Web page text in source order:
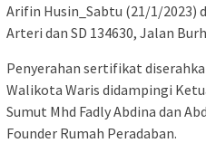
Arifin Husin_Sabtu (21/1/2023)
Arteri dan SD 134630, Jalan
Penyerahan sertifikat
Walikota Waris didampingi
Sumut Mhd Fadly Abdina dan
Founder Rumah Peradaban.